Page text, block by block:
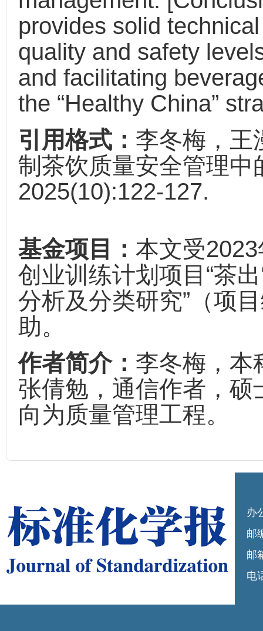
provides solid
quality and safety
and facilitating
the “Healthy China”
引用格式： 李冬梅，王
制茶饮质量安全管理
2025(10):122-127.
基金项目： 本文受
创业训练计划项目“茶
分析及分类研究”（项
助。
作者简介： 李冬梅，本
张倩勉，通信作者，
向为质量管理工程。
办
邮
邮
电